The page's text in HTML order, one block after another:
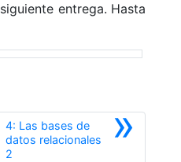
entrega. Hasta
»
4: Las bases de
datos relacionales
2